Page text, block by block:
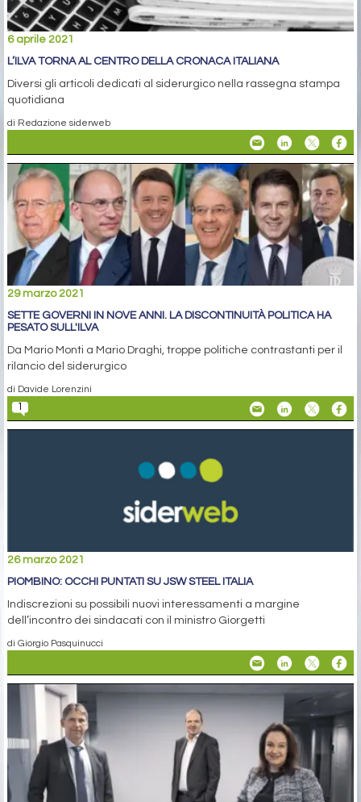
6 aprile 2021
L’ILVA TORNA AL CENTRO DELLA CRONACA ITALIANA
Diversi gli articoli dedicati al siderurgico nella rassegna stampa
quotidiana
di Redazione siderweb
29 marzo 2021
SETTE GOVERNI IN NOVE ANNI. LA DISCONTINUITÀ POLITICA HA
PESATO SULL'ILVA
Da Mario Monti a Mario Draghi, troppe politiche contrastanti per il
rilancio del siderurgico
di Davide Lorenzini
26 marzo 2021
PIOMBINO: OCCHI PUNTATI SU JSW STEEL ITALIA
Indiscrezioni su possibili nuovi interessamenti a margine
dell’incontro dei sindacati con il ministro Giorgetti
di Giorgio Pasquinucci